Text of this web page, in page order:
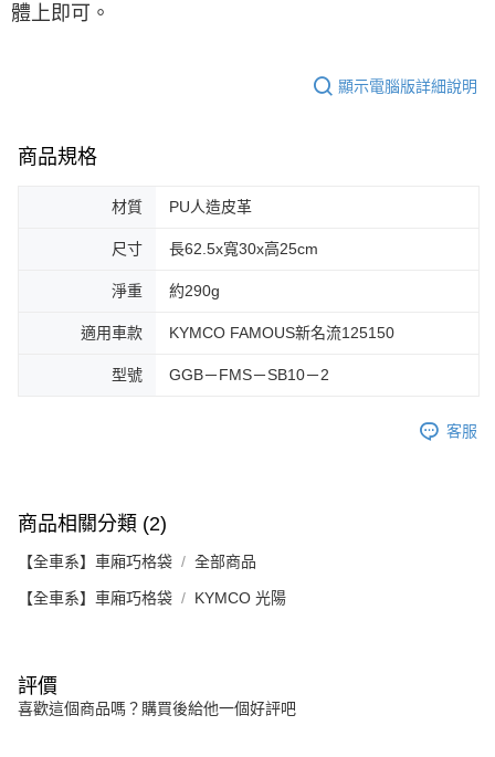
體上即可。
顯示電腦版詳細說明
商品規格
材質 PU人造皮革
尺寸 長62.5x寬30x高25cm
淨重 約290g
適用車款 KYMCO FAMOUS新名流125150
型號 GGB－FMS－SB10－2
客服
商品相關分類 (2)
【全車系】車廂巧格袋 全部商品
【全車系】車廂巧格袋 KYMCO 光陽
評價
喜歡這個商品嗎？購買後給他一個好評吧